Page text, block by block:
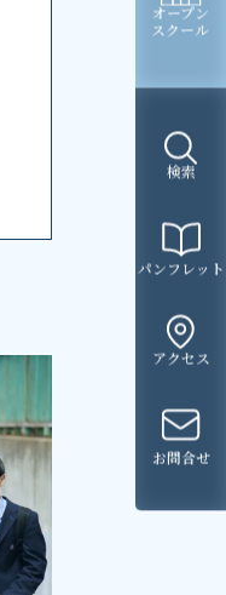
オープン
スクール
検索
パンフレット
アクセス
お問合せ